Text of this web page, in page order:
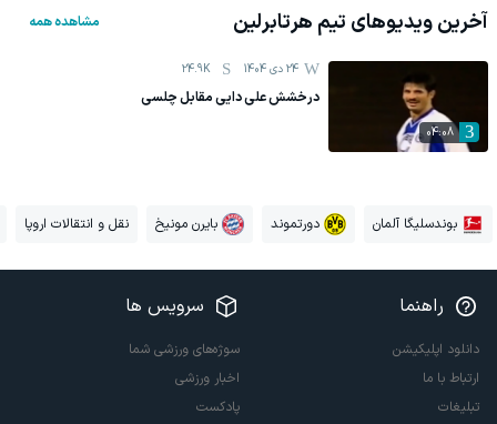
آخرین ویدیوهای تیم هرتابرلین مشاهده همه
04:08
24 دی 1404 24.9K
درخشش علی دایی مقابل چلسی
بوندسلیگا آلمان دورتموند بایرن مونیخ نقل و انتقالات اروپا
راهنما
دانلود اپلیکیشن
ارتباط با ما
تبلیغات
سرویس ها
سوژه‌های ورزشی شما
اخبار ورزشی
پادکست